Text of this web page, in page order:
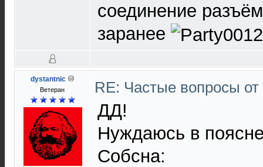
соединение
заранее
dystantnic
Ветеран RE: Частые вопросы
ДД!
Нуждаюсь в
Собсна: